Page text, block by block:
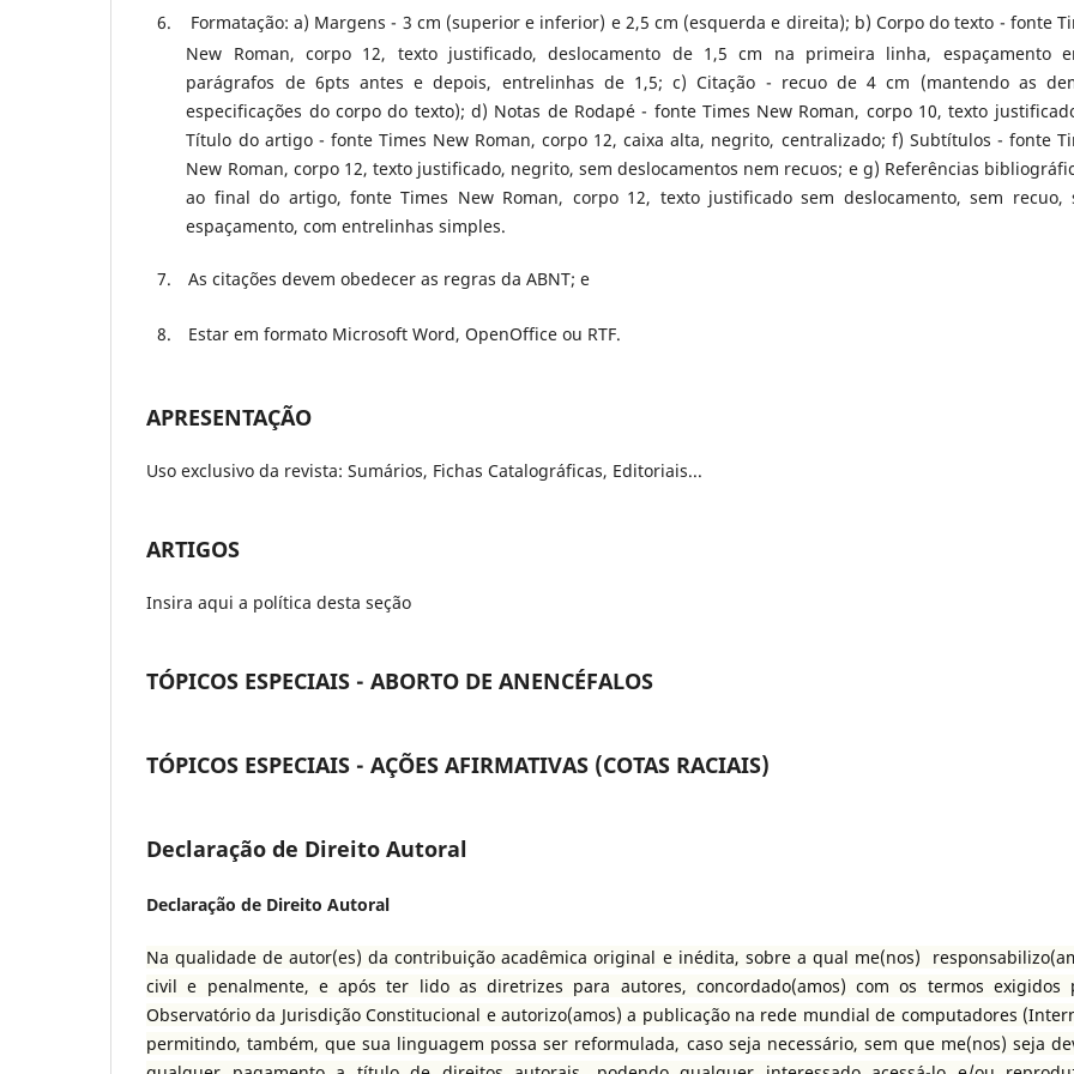
6.
Formatação: a) Margens - 3 cm (superior e inferior) e 2,5 cm (esquerda e direita); b) Corpo do texto - fonte
New Roman, corpo 12, texto justificado, deslocamento de 1,5 cm na primeira linha, espaçamento
parágrafos de 6pts antes e depois, entrelinhas de 1,5; c) Citação - recuo de 4 cm (mantendo as
especificações do corpo do texto); d) Notas de Rodapé - fonte Times New Roman, corpo 10, texto
Título do artigo - fonte Times New Roman, corpo 12, caixa alta, negrito, centralizado; f) Subtítulos - fonte
New Roman, corpo 12, texto justificado, negrito, sem deslocamentos nem recuos; e g) Referências
ao final do artigo, fonte Times New Roman, corpo 12, texto justificado sem deslocamento, sem recuo,
espaçamento, com entrelinhas simples.
7. As citações devem obedecer as regras da ABNT; e
8. Estar em formato Microsoft Word, OpenOffice ou RTF.
APRESENTAÇÃO
Uso exclusivo da revista: Sumários, Fichas Catalográficas, Editoriais...
ARTIGOS
Insira aqui a política desta seção
TÓPICOS ESPECIAIS - ABORTO DE ANENCÉFALOS
TÓPICOS ESPECIAIS - AÇÕES AFIRMATIVAS (COTAS RACIAIS)
Declaração de Direito Autoral
Declaração de Direito Autoral
Na qualidade de autor(es) da contribuição acadêmica original e inédita, sobre a qual me(nos)
civil e penalmente, e após ter lido as diretrizes para autores, concordado(amos) com os termos exigidos
Observatório da Jurisdição Constitucional e autorizo(amos) a publicação na rede mundial de computadores
permitindo, também, que sua linguagem possa ser reformulada, caso seja necessário, sem que me(nos) seja